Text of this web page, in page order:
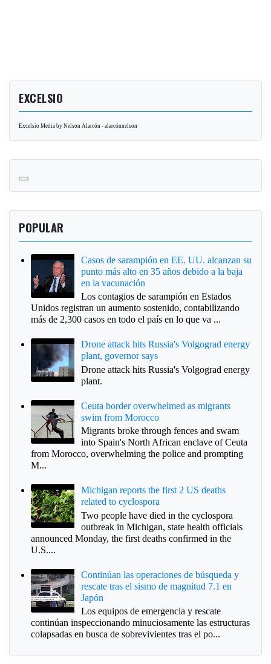
EXCELSIO
Excelsio Media by Nelson Alarcón - alarcónnelson
POPULAR
Casos de sarampión en EE. UU. alcanzan su
punto más alto en 35 años debido a la baja
en la vacunación
Los contagios de sarampión en Estados
Unidos registran un aumento sostenido, contabilizando
más de 2,300 casos en todo el país en lo que va ...
Drone attack hits Russia's Volgograd energy
plant, governor says
Drone attack hits Russia's Volgograd energy
plant.
Ceuta border overwhelmed as migrants
swim from Morocco
Migrants broke through fences and swam
into Spain's North African enclave of Ceuta
from Morocco, overwhelming the police and prompting
M...
Michigan reports the first 2 US deaths
related to cyclospora
Two people have died in the cyclospora
outbreak in Michigan, state health officials
announced Monday, the first deaths confirmed in the
U.S....
Continúan las operaciones de búsqueda y
rescate tras el sismo de magnitud 7.1 en
Japón
Los equipos de emergencia y rescate
continúan inspeccionando minuciosamente las estructuras
colapsadas en busca de sobrevivientes tras el po...